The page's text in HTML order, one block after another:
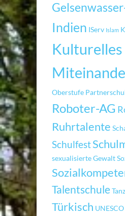
Indien IServ Islam
Kulturelles
Oberstufe
Roboter-AG
Ruhrtalente
Schulfest
sexualisierte Gewalt
TalentschuleTanz
Türkisch